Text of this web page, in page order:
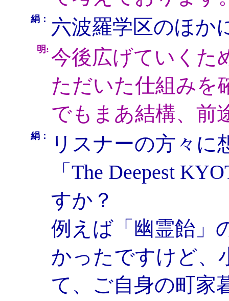
絹： 六波羅学区のほか
明: 今後広げていくた
ただいた仕組みを
でもまあ結構、前
絹：
リスナーの方々
「The Deepest
すか？
例えば「幽霊飴」
かったですけど、
て、ご自身の町家